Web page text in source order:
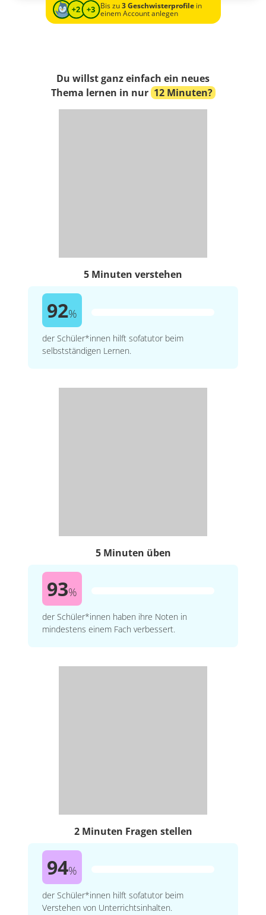
Bis zu3 Geschwisterprofilein
einem Account anlegen
Du willst ganz einfach ein neues
Thema lernen in nur 12 Minuten?
5 Minuten verstehen
92%
der Schüler*innen hilft sofatutor beim
selbstständigen Lernen.
5 Minuten üben
93%
der Schüler*innen haben ihre Noten in
mindestens einem Fach verbessert.
2 Minuten Fragen stellen
94%
der Schüler*innen hilft sofatutor beim
Verstehen von Unterrichtsinhalten.